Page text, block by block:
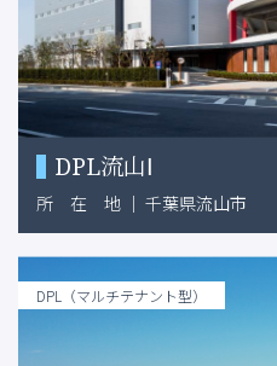
DPL流山Ⅰ
所 在 地 ｜ 千葉県流山市
DPL（マルチテナント型）